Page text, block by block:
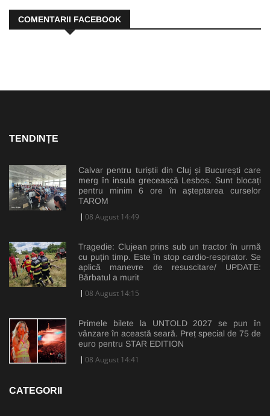
COMENTARII FACEBOOK
TENDINȚE
Calvar pentru turiștii din Cluj și București care
merg în insula grecească Lesbos. Sunt blocați
pentru minim 6 ore în așteptarea curselor
TAROM
08 August 14:49
Tragedie: Clujean prins sub un tractor în urmă
cu puțin timp. Este în stop cardio-respirator. Se
aplică manevre de resuscitare/ UPDATE:
Bărbatul a murit
08 August 14:15
Primele bilete la UNTOLD 2027 se pun în
vânzare în această seară. Preț special de 75 de
euro pentru STAR EDITION
08 August 14:41
CATEGORII